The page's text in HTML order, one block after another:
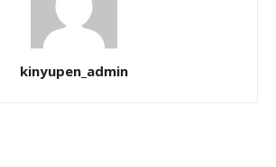
kinyupen_admin